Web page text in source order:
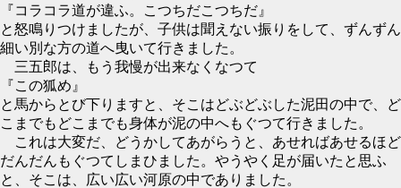
『コラコラ道が違ふ。こつちだこつちだ』
と怒鳴りつけましたが、子供は聞えない振りをして、ずんずん
細い別な方の道へ曳いて行きました。
三五郎は、もう我慢が出来なくなつて
『この狐め』
と馬からとび下りますと、そこはどぶどぶした泥田の中で、ど
こまでもどこまでも身体が泥の中へもぐつて行きました。
これは大変だ、どうかしてあがらうと、あせればあせるほど
だんだんもぐつてしまひました。やうやく足が届いたと思ふ
と、そこは、広い広い河原の中でありました。